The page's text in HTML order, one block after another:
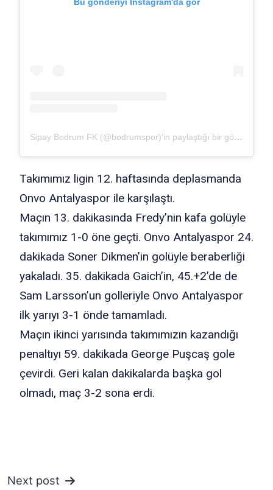
Sipay Bodrum FK (@bodrumspor)'in paylaştığı bir gönderi
Takımımız ligin 12. haftasında deplasmanda
Onvo Antalyaspor ile karşılaştı.
Maçın 13. dakikasında Fredy’nin kafa golüyle
takımımız 1-0 öne geçti. Onvo Antalyaspor 24.
dakikada Soner Dikmen’in golüyle beraberliği
yakaladı. 35. dakikada Gaich’in, 45.+2’de de
Sam Larsson’un golleriyle Onvo Antalyaspor
ilk yarıyı 3-1 önde tamamladı.
Maçın ikinci yarısında takımımızın kazandığı
penaltıyı 59. dakikada George Puşcaş gole
çevirdi. Geri kalan dakikalarda başka gol
olmadı, maç 3-2 sona erdi.
Next post